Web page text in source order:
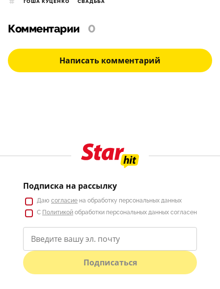
ГОША КУЦЕНКО СВАДЬБА
Комментарии 0
Написать комментарий
Подписка на рассылку
Даю согласие на обработку персональных данных
С Политикой обработки персональных данных согласен
Подписаться